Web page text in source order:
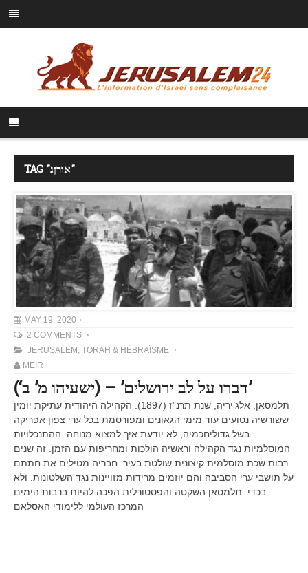
TAG "אורןנ"
MAY 19, 2020
2 COMMENTS
JÉRUSALEM , TORAH & HÉBRAÏSME
MEIR
(‘דברו על לב ירושלים’ – (ישעיהו מ’ ב’
תלמסאן, אלג’יריה, שנת תרנ”ז (1897). הקהילה היהודית עתיקת יומין
ששורשיה נטועים עוד מימי הגאונים ומפורסמת בכל ערי צפון אפריקה
בשל גדוליחכמיה, לא יודעת איך למצוא מנוחה. ההתנכלויות
המוסלמיות נגד הקהילה וראשיה הולכות ומחריפות עם הזמן. זה שנים
רבות שכת מוסלמית קיצונית שולטת בעיר. חבריה מטילים את חתתם
על תושבי ערי הסביבה והם יוזמים מרידות מזויינות נגד השלטונות. ולא
בכדי. תלמסאן השקטה והפסטורלית הפכה להיות ברבות הימים
המרכז העולמי ללימודי האסלאם